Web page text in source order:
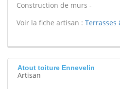
Construction de murs -
Voir la fiche artisan : Terrasses
Atout toiture Ennevelin
Artisan